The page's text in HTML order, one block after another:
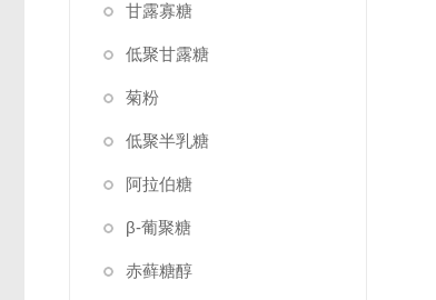
甘露寡糖
低聚甘露糖
菊粉
低聚半乳糖
阿拉伯糖
β-葡聚糖
赤藓糖醇